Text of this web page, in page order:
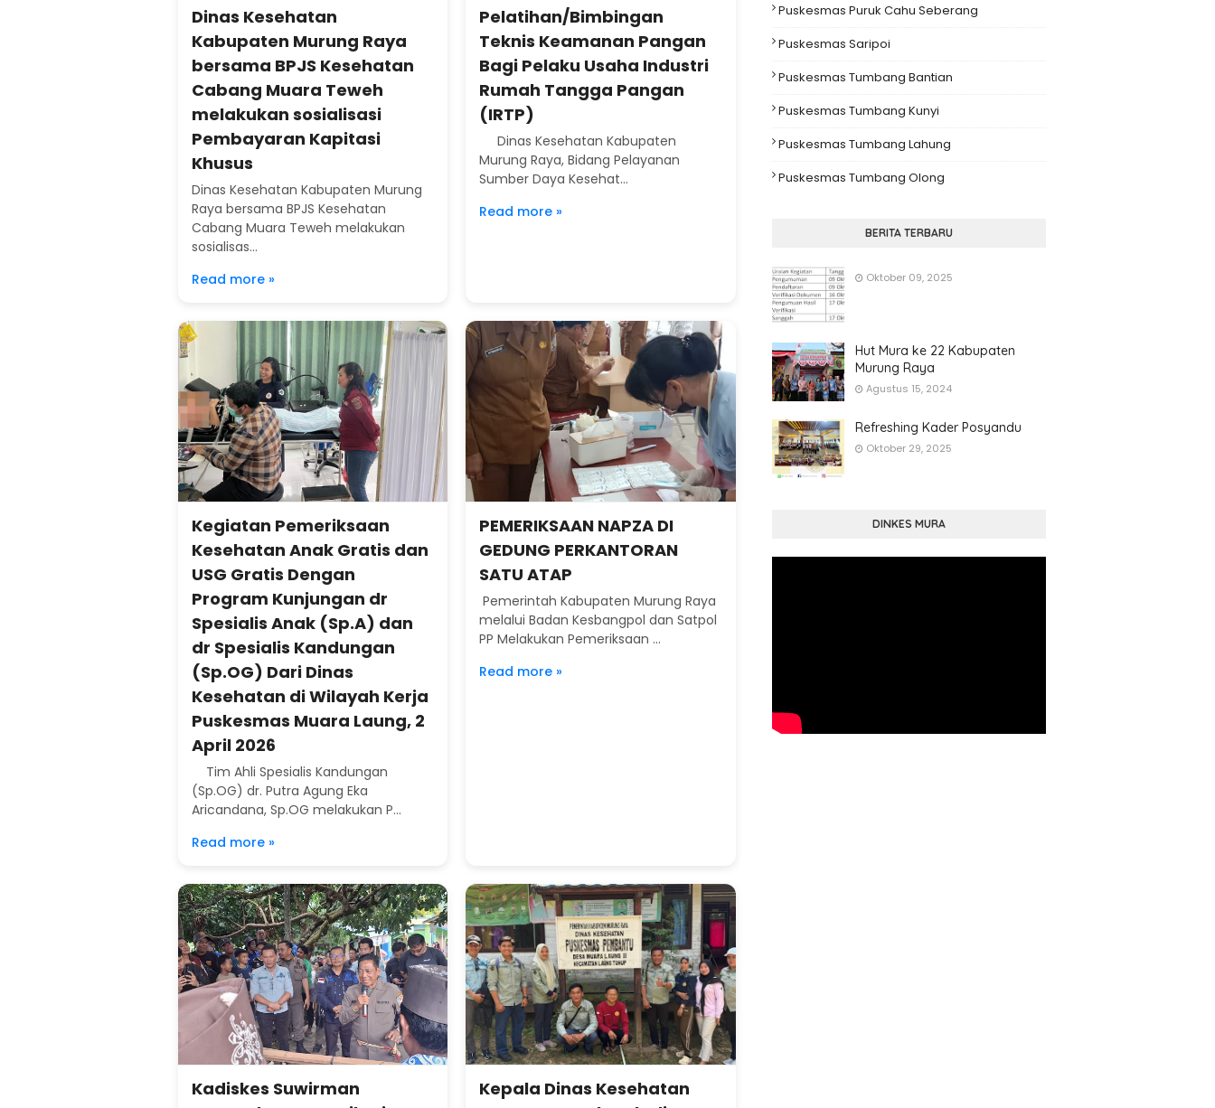
Dinas Kesehatan
Kabupaten Murung Raya
bersama BPJS Kesehatan
Cabang Muara Teweh
melakukan sosialisasi
Pembayaran Kapitasi
Khusus
Dinas Kesehatan Kabupaten Murung
Raya bersama BPJS Kesehatan
Cabang Muara Teweh melakukan
sosialisas...
Read more »
Pelatihan/Bimbingan
Teknis Keamanan Pangan
Bagi Pelaku Usaha Industri
Rumah Tangga Pangan
(IRTP)
Dinas Kesehatan Kabupaten
Murung Raya, Bidang Pelayanan
Sumber Daya Kesehat...
Read more »
Kegiatan Pemeriksaan
Kesehatan Anak Gratis dan
USG Gratis Dengan
Program Kunjungan dr
Spesialis Anak (Sp.A) dan
dr Spesialis Kandungan
(Sp.OG) Dari Dinas
Kesehatan di Wilayah Kerja
Puskesmas Muara Laung, 2
April 2026
Tim Ahli Spesialis Kandungan
(Sp.OG) dr. Putra Agung Eka
Aricandana, Sp.OG melakukan P...
Read more »
PEMERIKSAAN NAPZA DI
GEDUNG PERKANTORAN
SATU ATAP
Pemerintah Kabupaten Murung Raya
melalui Badan Kesbangpol dan Satpol
PP Melakukan Pemeriksaan ...
Read more »
Kadiskes Suwirman
Kepala Dinas Kesehatan
Puskesmas Puruk Cahu Seberang
Puskesmas Saripoi
Puskesmas Tumbang Bantian
Puskesmas Tumbang Kunyi
Puskesmas Tumbang Lahung
Puskesmas Tumbang Olong
BERITA TERBARU
Oktober 09, 2025
Hut Mura ke 22 Kabupaten
Murung Raya
Agustus 15, 2024
Refreshing Kader Posyandu
Oktober 29, 2025
DINKES MURA